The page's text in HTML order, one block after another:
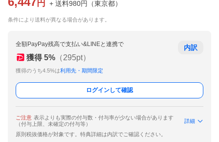
円 + 送料980円 （東京都）
条件により送料が異なる場合があります。
全額PayPay残高で支払い&LINEと連携で
獲得 5% （295pt）
獲得のうち4.5%は利用先・期間限定
内訳
ログインして確認
ご注意 表示よりも実際の付与数・付与率が少ない場合があります
（付与上限、未確定の付与等）
詳細
原則税抜価格が対象です。特典詳細は内訳でご確認ください。